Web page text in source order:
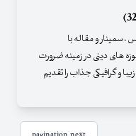
، سمینار و مقاله با
های دینی در زمینه ضرورت
و گرافیکی جذاب را تقدیم